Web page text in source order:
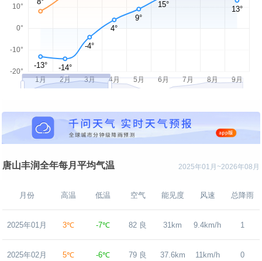
2025年01月~2026年08月
唐山丰润全年每月平均气温
月份 高温 低温 空气 能见度 风速 总降雨
2025年01月 3℃ -7℃ 82 良 31km 9.4km/h 1
2025年02月 5℃ -6℃ 79 良 37.6km 11km/h 0